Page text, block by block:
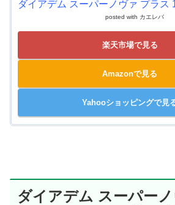
ダイアデム スーパーノヴァ プラス
posted with カエレバ
楽天市場で見る
Amazonで見る
Yahooショッピングで見
ダイアデム スーパー